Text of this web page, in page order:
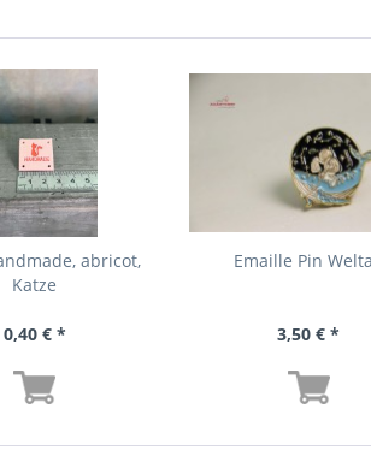
abricot,
Katze
0,40 € *
Emaille Pin
3,50 € *